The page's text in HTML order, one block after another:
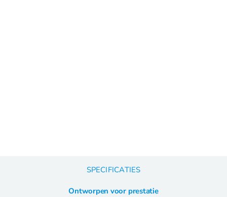
SPECIFICATIES
Ontworpen voor prestatie